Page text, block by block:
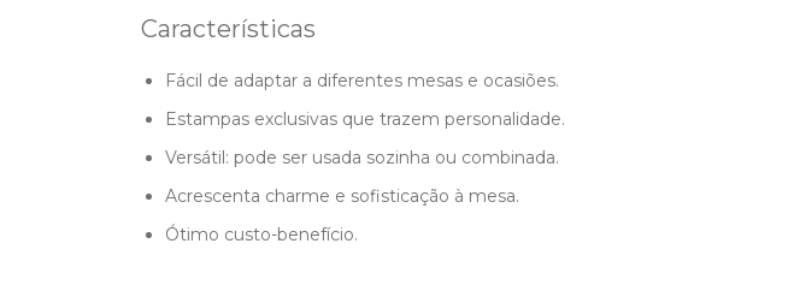
Características
Fácil de adaptar a diferentes mesas e ocasiões.
Estampas exclusivas que trazem personalidade.
Versátil: pode ser usada sozinha ou combinada.
Acrescenta charme e sofisticação à mesa.
Ótimo custo-benefício.